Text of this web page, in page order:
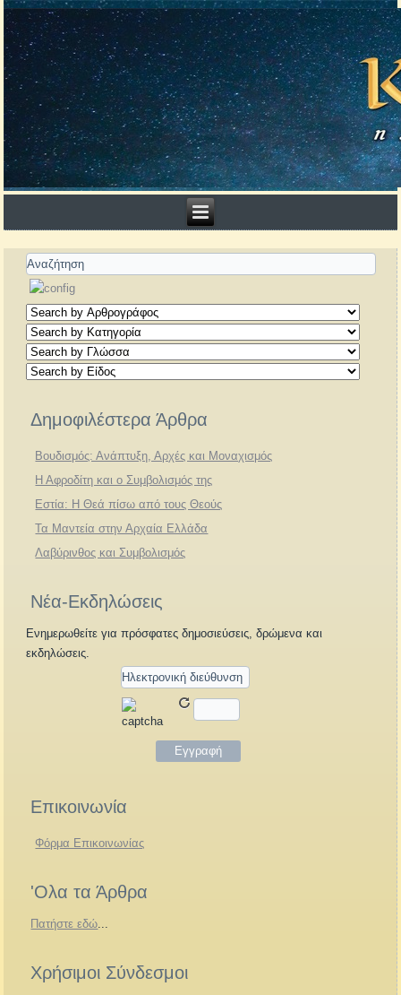
Δημοφιλέστερα Άρθρα
Βουδισμός: Ανάπτυξη, Αρχές και Μοναχισμός
Η Αφροδίτη και ο Συμβολισμός της
Εστία: Η Θεά πίσω από τους Θεούς
Τα Μαντεία στην Αρχαία Ελλάδα
Λαβύρινθος και Συμβολισμός
Νέα-Εκδηλώσεις
Ενημερωθείτε για πρόσφατες δημοσιεύσεις, δρώμενα και
εκδηλώσεις.
Επικοινωνία
Φόρμα Επικοινωνίας
'Ολα τα Άρθρα
Πατήστε εδώ...
Χρήσιμοι Σύνδεσμοι